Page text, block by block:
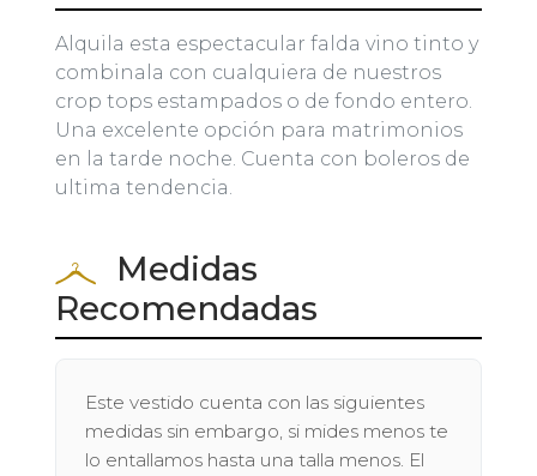
Alquila esta espectacular falda vino tinto y
combinala con cualquiera de nuestros
crop tops estampados o de fondo entero.
Una excelente opción para matrimonios
en la tarde noche. Cuenta con boleros de
ultima tendencia.
Medidas
Recomendadas
Este vestido cuenta con las siguientes
medidas sin embargo, si mides menos te
lo entallamos hasta una talla menos. El